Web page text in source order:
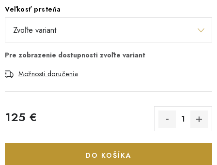
Veľkosť prsteňa
Možnosti doručenia
125 €
DO KOŠÍKA